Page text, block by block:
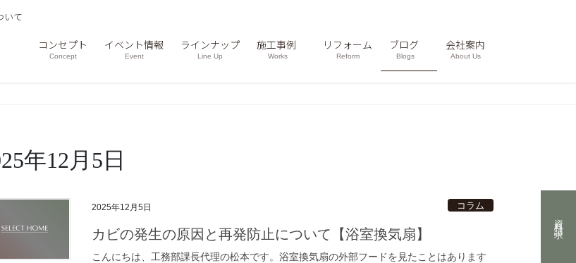
いて
コンセプト
Concept
イベント情報
Event
ラインナップ
Line Up
施工事例
Works
リフォーム
Reform
ブログ
Blogs
会社案内
About Us
年12月5日
2025年12月5日 コラム
カビの発生の原因と再発防止について【浴室換気扇】
こんにちは、工務部課長代理の松本です。浴室換気扇の外部フードを見たことはあります
資料請求